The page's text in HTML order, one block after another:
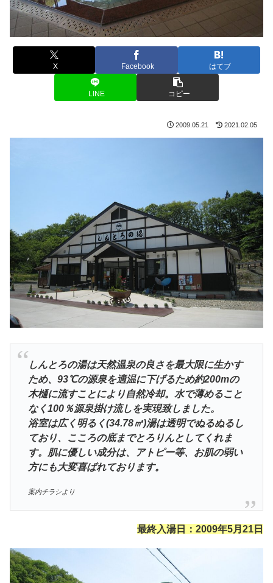
X Facebook はてブ
LINE コピー
2009.05.21 2021.02.05
しんとろの湯は天然温泉の良さを最大限に生かす
ため、93℃の源泉を適温に下げるため約200mの
木樋に流すことにより自然冷却。水で薄めること
なく100％源泉掛け流しを実現致しました。
浴室は広く明るく(34.78㎡)湯は透明でぬるぬるし
ており、こころの底までとろりんとしてくれま
す。肌に優しい成分は、アトピー等、お肌の弱い
方にも大変喜ばれております。
案内チラシより
最終入湯日：2009年5月21日